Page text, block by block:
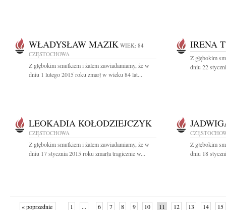
WŁADYSŁAW MAZIK WIEK: 84
CZĘSTOCHOWA
Z głębokim smutkiem i żalem zawiadamiamy, że w
dniu 1 lutego 2015 roku zmarł w wieku 84 lat...
IRENA
Z głębokim
dniu 22
LEOKADIA KOŁODZIEJCZYK
CZĘSTOCHOWA
Z głębokim smutkiem i żalem zawiadamiamy, że w
dniu 17 stycznia 2015 roku zmarła tragicznie w...
Z głębokim
dniu 18
« poprzednie 1 ... 6 7 8 9 10 11 12 13 14 15